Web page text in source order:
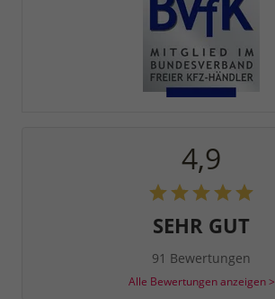
4,9
SEHR GUT
91 Bewertungen
Alle Bewertungen anzeigen >